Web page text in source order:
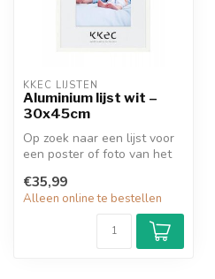
KKEC LIJSTEN
Aluminium lijst wit –
30x45cm
Op zoek naar een lijst voor
een poster of foto van het
€35,99
Alleen online te bestellen